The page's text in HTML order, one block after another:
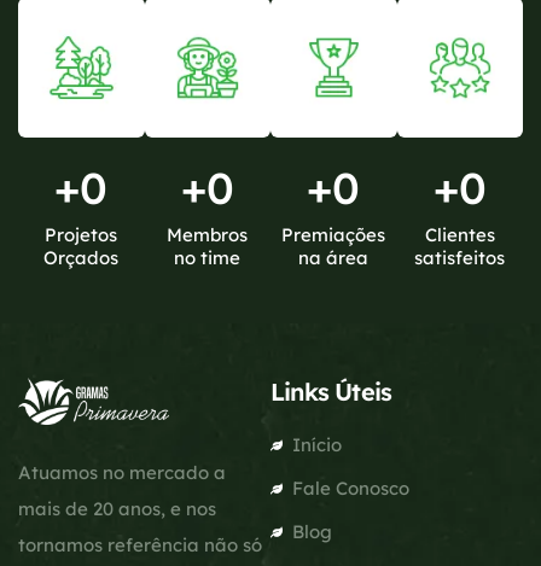
+0
Projetos
Orçados
+0
Membros
no time
+0
Premiações
na área
+0
Clientes
satisfeitos
Atuamos no mercado a
mais de 20 anos, e nos
tornamos referência não só
Links Úteis
Início
Fale Conosco
Blog